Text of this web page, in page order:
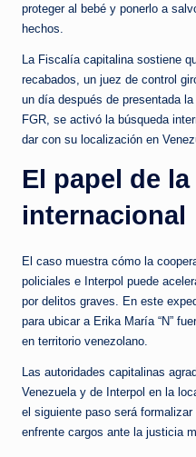
proteger al bebé y ponerlo a
hechos.
La Fiscalía capitalina sostiene
recabados, un juez de control
un día después de presentada
FGR, se activó la búsqueda
dar con su localización en
El papel de
internacional
El caso muestra cómo la
policiales e Interpol puede
por delitos graves. En este
para ubicar a Erika María “N”
en territorio venezolano.
Las autoridades capitalinas
Venezuela y de Interpol en la
el siguiente paso será
enfrente cargos ante la justicia